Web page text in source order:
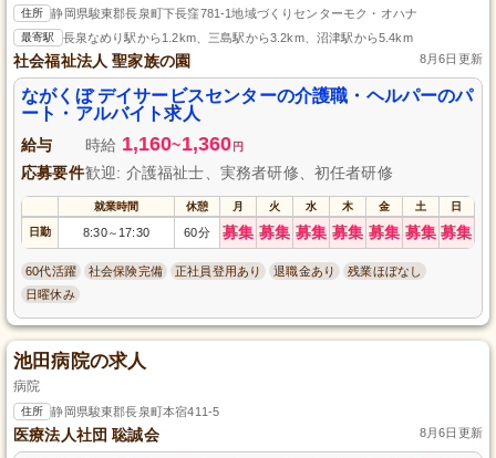
住所 静岡県駿東郡長泉町下長窪781-1地域づくりセンターモク・オハナ
最寄駅 長泉なめり駅から1.2km、三島駅から3.2km、沼津駅から5.4km
社会福祉法人 聖家族の園 8月6日更新
ながくぼ デイサービスセンターの介護職・ヘルパーのパ
ート・アルバイト求人
給与 時給 1,160~1,360 円
応募要件歓迎: 介護福祉士、実務者研修、初任者研修
就業時間 休憩 月 火 水 木 金 土 日
日勤 8:30～ 17:30 60分 募集 募集 募集 募集 募集 募集 募集
60代活躍 社会保険完備 正社員登用あり 退職金あり
残業ほぼなし
日曜休み
池田病院の求人
病院
住所 静岡県駿東郡長泉町本宿411-5
医療法人社団 聡誠会 8月6日更新